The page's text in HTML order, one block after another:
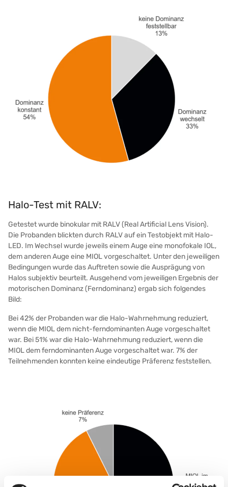
Halo-Test mit RALV:
Getestet wurde binokular mit RALV (Real Artificial Lens Vision).
Die Probanden blickten durch RALV auf ein Testobjekt mit Halo-
LED. Im Wechsel wurde jeweils einem Auge eine monofokale IOL,
dem anderen Auge eine MIOL vorgeschaltet. Unter den jeweiligen
Bedingungen wurde das Auftreten sowie die Ausprägung von
Halos subjektiv beurteilt. Ausgehend vom jeweiligen Ergebnis der
motorischen Dominanz (Ferndominanz) ergab sich folgendes
Bild:
Bei 42% der Probanden war die Halo-Wahrnehmung reduziert,
wenn die MIOL dem nicht-ferndominanten Auge vorgeschaltet
war. Bei 51% war die Halo-Wahrnehmung reduziert, wenn die
MIOL dem ferndominanten Auge vorgeschaltet war. 7% der
Teilnehmenden konnten keine eindeutige Präferenz feststellen.